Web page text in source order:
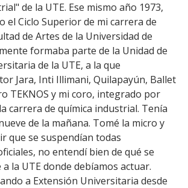
DEPARTAMENTOS
FACULTAD
os
Funcionarias/os
Egresadas/os
de la UTE. Ese mismo año 1973,
el Ciclo Superior de mi carrera de
de Artes de la Universidad de
formaba parte de la Unidad de
de la UTE, a la que
Jara, Inti Illimani, Quilapayún, Ballet
TEKNOS y mi coro, integrado por
carrera de química industrial. Tenía
de la mañana. Tomé la micro y
que se suspendían todas
no entendí bien de qué se
la UTE donde debíamos actuar.
a Extensión Universitaria desde